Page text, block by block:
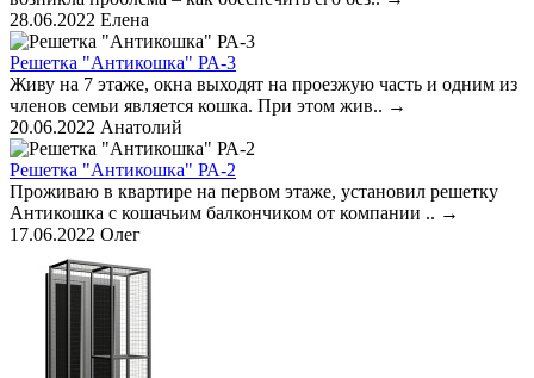
28.06.2022 Елена
Решетка "Антикошка" РА-3
Живу на 7 этаже, окна выходят на проезжую часть и одним из
членов семьи является кошка. При этом жив.. →
20.06.2022 Анатолий
Решетка "Антикошка" РА-2
Проживаю в квартире на первом этаже, установил решетку
Антикошка с кошачьим балкончиком от компании .. →
17.06.2022 Олег